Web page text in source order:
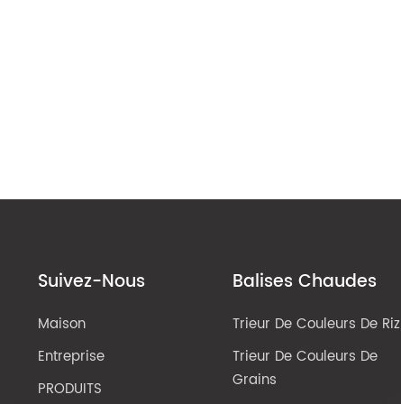
Suivez-Nous
Maison
Entreprise
PRODUITS
Balises Chaudes
Trieur De Couleurs De Riz
Trieur De Couleurs De
Grains